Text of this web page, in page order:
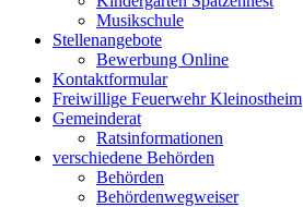
Musikschule
Stellenangebote
Bewerbung Online
Kontaktformular
Freiwillige Feuerwehr Kleinostheim
Gemeinderat
Ratsinformationen
verschiedene Behörden
Behörden
Behördenwegweiser